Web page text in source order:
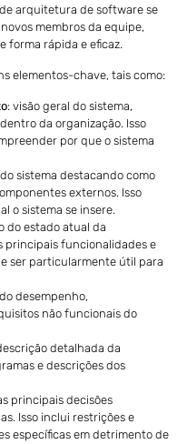
arquitetura de software se
membros da equipe,
forma rápida e eficaz.
elementos-chave, tais como:
: visão geral do sistema,
da organização. Isso
por que o sistema
sistema destacando como
externos. Isso
o sistema se insere.
do estado atual da
principais funcionalidades e
ser particularmente útil para
desempenho,
não funcionais do
detalhada da
e descrições dos
principais decisões
Isso inclui restrições e
específicas em detrimento de